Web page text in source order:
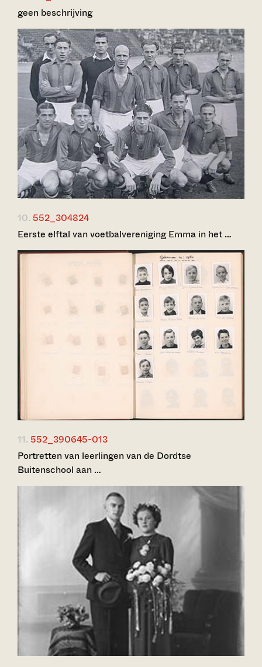
geen beschrijving
10. 552_304824
Eerste elftal van voetbalvereniging Emma in het …
11. 552_390645-013
Portretten van leerlingen van de Dordtse
Buitenschool aan …